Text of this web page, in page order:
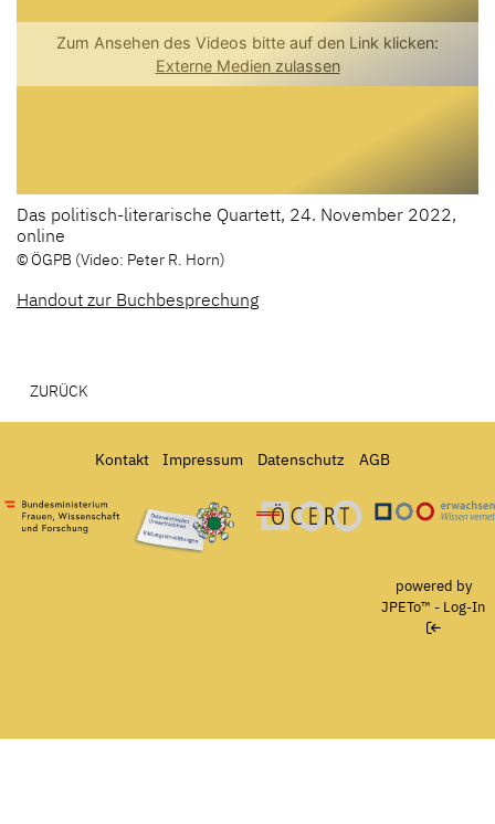
Das politisch-literarische Quartett, 24. November 2022,
online
© ÖGPB (Video: Peter R. Horn)
Handout zur Buchbesprechung
ZURÜCK
Kontakt Impressum Datenschutz AGB
Bundesministerium für Frauen, Wissenschaft und Forschung
Österreichisches Umweltzeichen für
Ö-Cert
powered by
JPETo™ - Log-In